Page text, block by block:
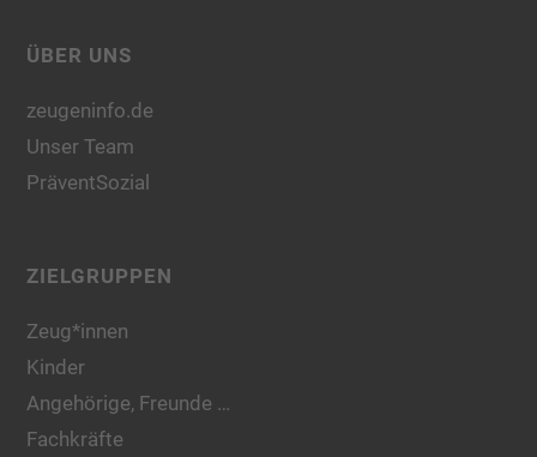
ÜBER UNS
zeugeninfo.de
Unser Team
PräventSozial
ZIELGRUPPEN
Zeug*innen
Kinder
Angehörige, Freunde …
Fachkräfte